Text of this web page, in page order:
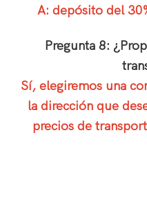
A: depósito del
Pregunta 8:
Sí, elegiremos una
la dirección que
precios de